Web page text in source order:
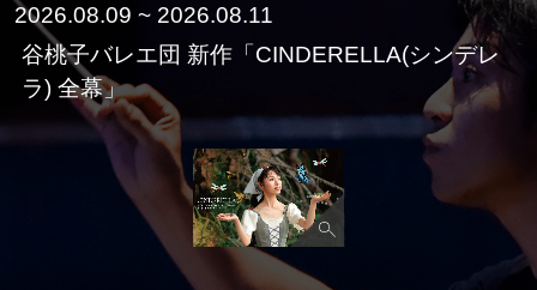
2026.08.09 ~ 2026.08.11
谷桃子バレエ団 新作「CINDERELLA(シンデレ
ラ) 全幕」